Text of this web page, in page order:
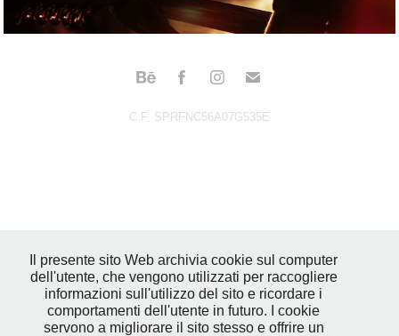
C.F. SPRFNC56A07G535E
Il presente sito Web archivia cookie sul computer
dell'utente, che vengono utilizzati per raccogliere
informazioni sull'utilizzo del sito e ricordare i
comportamenti dell'utente in futuro. I cookie
servono a migliorare il sito stesso e offrire un